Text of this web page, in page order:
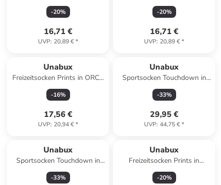
-20%
16,71 €
UVP: 20,89 €*
-20%
16,71 €
UVP: 20,89 €*
Unabux
Freizeitsocken Prints in ORCA
SMILE JUNIOR
-16%
17,56 €
UVP: 20,94 €*
Unabux
Sportsocken Touchdown in
weiß/TWO HORNS
-33%
29,95 €
UVP: 44,75 €*
Unabux
Sportsocken Touchdown in
weiß/WRIST FLICK
-33%
Unabux
Freizeitsocken Prints in
PURPLE BIRD
-20%